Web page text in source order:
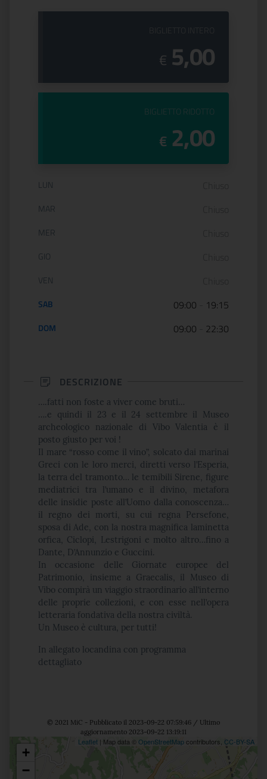
€ 5,00
PREZZO DEL
BIGLIETTO RIDOTTO
€ 2,00
Orario di apertura:
LUN
MAR
MER
GIO
VEN
SAB 09:00 19:15
DOM 09:00 22:30
DESCRIZIONE
….fatti non foste a viver come bruti…
….e quindi il 23 e il 24 settembre il Museo
archeologico nazionale di Vibo Valentia è il
posto giusto per voi !
Il mare “rosso come il vino”, solcato dai marinai
Greci con le loro merci, diretti verso l’Esperia,
la terra del tramonto… le temibili Sirene, figure
mediatrici tra l’umano e il divino, metafora
delle insidie poste all’Uomo dalla conoscenza…
il regno dei morti, su cui regna Persefone,
sposa di Ade, con la nostra magnifica laminetta
orfica, Ciclopi, Lestrigoni e molto altro…fino a
Dante, D’Annunzio e Guccini.
In occasione delle Giornate europee del
Patrimonio, insieme a Graecalis, il Museo di
Vibo compirà un viaggio straordinario all’interno
delle proprie collezioni, e con esse nell’opera
letteraria fondativa della nostra civiltà.
Un Museo è cultura, per tutti!
In allegato locandina con programma
dettagliato
© 2021 MiC - Pubblicato il 2023-09-22 07:59:46 / Ultimo
aggiornamento 2023-09-22 13:19:11
Posizione
+
−
Leaflet | Map data © OpenStreetMapcontributors, CC-BY-SA